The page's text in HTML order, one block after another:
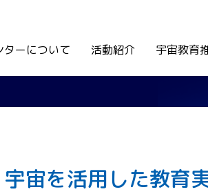
ターについて 活動紹介 宇宙教育
宇宙を活用した教育